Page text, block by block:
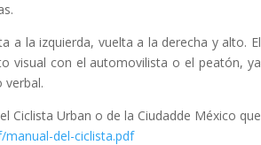
a la izquierda, vuelta a la derecha y alto. El
visual con el automovilista o el peatón, ya
verbal.
Urban o de la Ciudadde México que
del-ciclista.pdf